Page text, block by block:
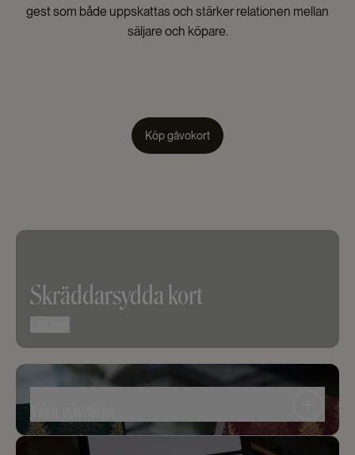
gest som både uppskattas och stärker relationen mellan
säljare och köpare.
Köp gåvokort
Skräddarsydda kort
Våra gåvokort
Vi vet att rätt gåva gör skillnad. Med Supékort får ni en